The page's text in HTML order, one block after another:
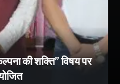
की शक्ति” विषय पर